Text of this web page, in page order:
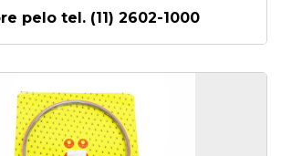
pelo tel. (11) 2602-1000